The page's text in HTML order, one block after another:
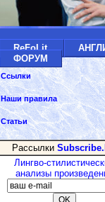
ReFoLit
ФОРУМ
Ссылки
Наши правила
Статьи
Рассылки
Лингво-
анализы